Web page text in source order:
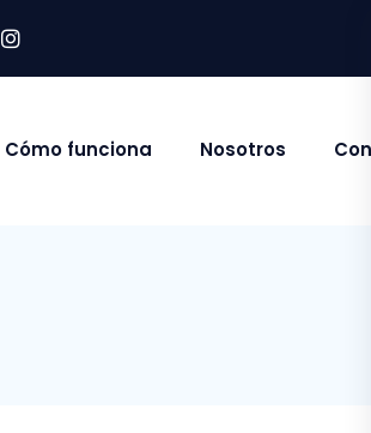
Cómo funciona Nosotros